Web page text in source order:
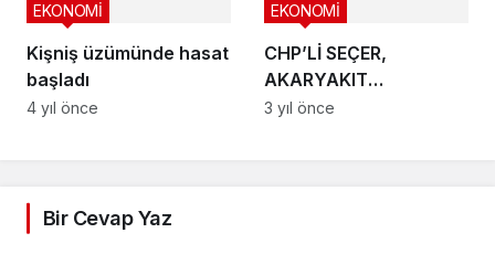
Kişniş üzümünde hasat
başladı
EKONOMİ
4 yıl önce
CHP’Lİ SEÇER,
AKARYAKIT
İHALESİNDE TARSUS
EKONOMİ
3 yıl önce
Bir Cevap Yaz